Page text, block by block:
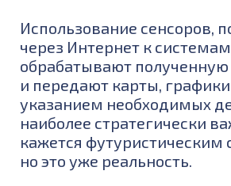
Использование сенсоров,
через Интернет к
обрабатывают
и передают карты,
указанием необходимых
наиболее стратегически
кажется футуристическим
но это уже реальность.